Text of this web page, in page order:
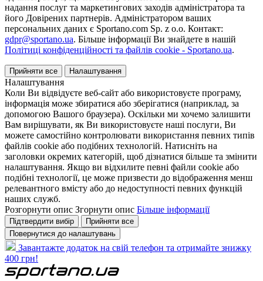
надання послуг та маркетингових заходів адміністратора та
його Довірених партнерів. Адміністратором ваших
персональних даних є Sportano.com Sp. z o.o. Контакт:
gdpr@sportano.ua. Більше інформації Ви знайдете в нашій
Політиці конфіденційності та файлів cookie - Sportano.ua.
Прийняти все Налаштування
Налаштування
Коли Ви відвідуєте веб-сайт або використовуєте програму,
інформація може збиратися або зберігатися (наприклад, за
допомогою Вашого браузера). Оскільки ми хочемо залишити
Вам вирішувати, як Ви використовуєте наші послуги, Ви
можете самостійно контролювати використання певних типів
файлів cookie або подібних технологій. Натисніть на
заголовки окремих категорій, щоб дізнатися більше та змінити
налаштування. Якщо ви відхилите певні файли cookie або
подібні технології, це може призвести до відображення менш
релевантного вмісту або до недоступності певних функцій
наших служб.
Розгорнути опис Згорнути опис Більше інформації
Підтвердити вибір
Прийняти все
Повернутися до налаштувань
Завантажте додаток на свій телефон та отримайте знижку
400 грн!